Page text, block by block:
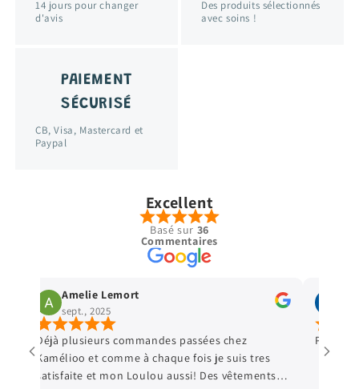
14 jours pour changer
d'avis
Des produits sélectionnés
avec soins !
PAIEMENT
SÉCURISÉ
CB, Visa, Mastercard et
Paypal
Excellent
Basé sur 36
Commentaires
Virginie Leroy
sept., 2025
Parfait comme d habitude 👍🏿
Petit